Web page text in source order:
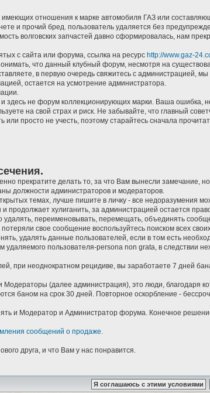
отношения к марке автомобиля ГАЗ или
и прочий бред. пользователь удаляется без
волговских запчастей давно сформировалась, нам
с сайта или форума, ссылка на ресурс http://www.gaz-
что данный клубный форум, несмотря на
в первую очередь свяжитесь с администрацией,
остается на усмотрение администратора.
здесь не форум коллекционирующих марки. Ваша ошибка,
на свой страх и риск. Не забывайте, что главный
или просто не учесть, поэтому старайтесь сначала
прекратите делать то, за что Вам вынесли замечание,
должности администраторов и модераторов.
темах, лучше пишите в личку - все недоразумения
продолжает хулиганить, за администрацией остается
переименовывать, перемещать, объединять
свое сообщение воспользуйтесь поиском всех
удалять данные пользователей, если в том есть
пользователя-persona non grata, в следствии
при неоднократном рецидиве, вы заработаете 7 дней
(далее администрация), это люди, благодаря
баном на срок 30 дней. Повторное оскорбление -
и Модератор и Администратор форума. Конечное
сообщений о продаже.
друга, и что Вам у нас понравится.